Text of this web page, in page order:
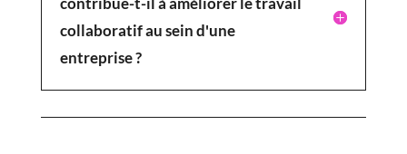
collaboratif au sein d'une
entreprise ?